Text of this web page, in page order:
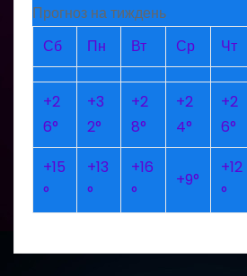
Прогноз на тиждень
Сб
Пн Вт Ср Чт
+2
6°
+3
2°
+2
8°
+2
4°
+2
6°
+15
°
+13
°
+16
°
+9°
+12
°